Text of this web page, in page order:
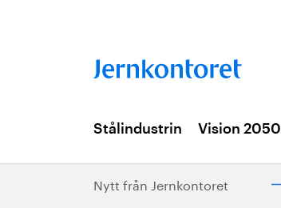
Stålindustrin Vision 2050
Nytt från Jernkontoret